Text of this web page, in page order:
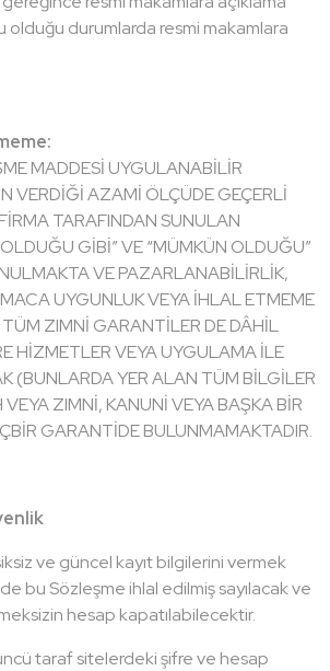
olduğu durumlarda resmi makamlara
MADDESİ UYGULANABİLİR
VERDİĞİ AZAMİ ÖLÇÜDE GEÇERLİ
TARAFINDAN SUNULAN
GİBİ” VE “MÜMKÜN OLDUĞU”
VE PAZARLANABİLİRLİK,
UYGUNLUK VEYA İHLAL ETMEME
ZIMNİ GARANTİLER DE DÂHİL
HİZMETLER VEYA UYGULAMA İLE
(BUNLARDA YER ALAN TÜM BİLGİLER
ZIMNİ, KANUNİ VEYA BAŞKA BİR
GARANTİDE BULUNMAMAKTADIR.
ve güncel kayıt bilgilerini vermek
bu Sözleşme ihlal edilmiş sayılacak ve
hesap kapatılabilecektir.
taraf sitelerdeki şifre ve hesap